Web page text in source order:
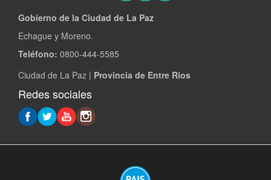
Gobierno de la Ciudad de La Paz
Echague y Moreno.
Teléfono: 0800-444-5585
Ciudad de La Paz | Provincia de Entre Ríos
Redes sociales